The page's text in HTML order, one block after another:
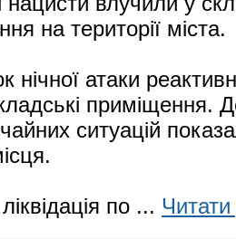
на території міста.
нічної атаки
приміщення.
ситуацій
по ... Читати